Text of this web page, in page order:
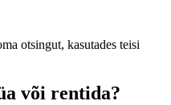
otsingut, kasutades teisi
või rentida?